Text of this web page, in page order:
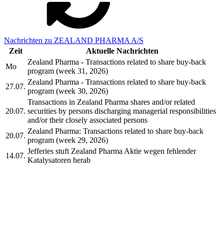
Nachrichten zu ZEALAND PHARMA A/S
Zeit
Aktuelle Nachrichten
Mo
Zealand Pharma - Transactions related to share buy-back
program (week 31, 2026)
27.07.
Zealand Pharma - Transactions related to share buy-back
program (week 30, 2026)
20.07.
Transactions in Zealand Pharma shares and/or related
securities by persons discharging managerial responsibilities
and/or their closely associated persons
20.07.
Zealand Pharma: Transactions related to share buy-back
program (week 29, 2026)
14.07.
Jefferies stuft Zealand Pharma Aktie wegen fehlender
Katalysatoren herab